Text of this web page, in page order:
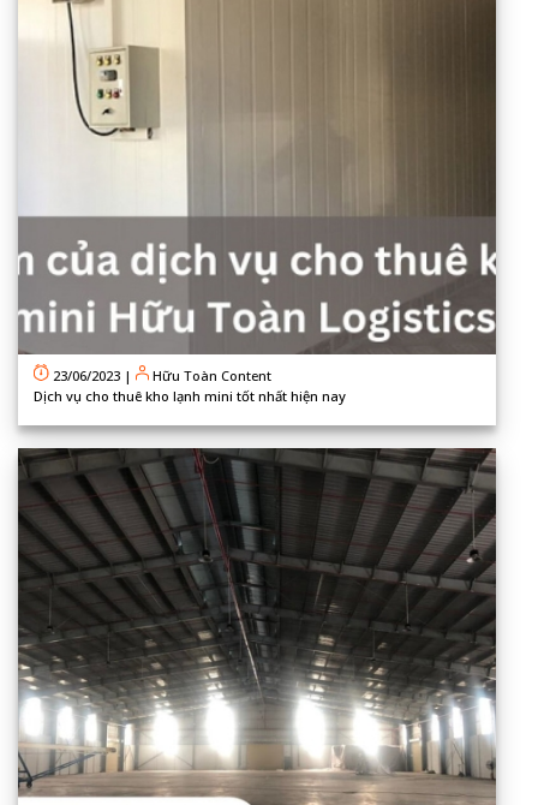
23/06/2023 |
Hữu Toàn Content
Dịch vụ cho thuê kho lạnh mini tốt nhất hiện nay